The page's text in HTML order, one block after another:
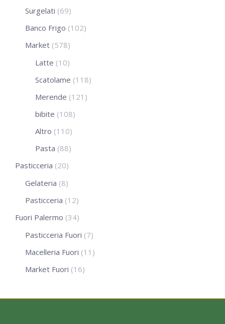
Surgelati (69)
Banco Frigo (102)
Market (578)
Latte (10)
Scatolame (118)
Merende (121)
bibite (108)
Altro (110)
Pasta (88)
Pasticceria (20)
Gelateria (8)
Pasticceria (12)
Fuori Palermo (34)
Pasticceria Fuori (7)
Macelleria Fuori (11)
Market Fuori (16)